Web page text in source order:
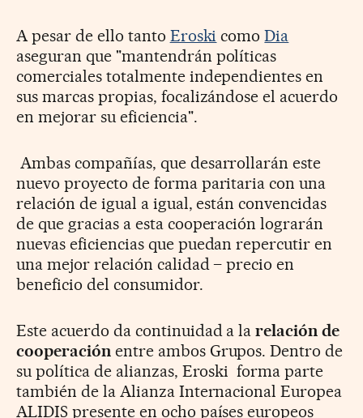
A pesar de ello tanto Eroski comoDia
aseguran que "mantendrán políticas
comerciales totalmente independientes en
sus marcas propias, focalizándose el acuerdo
en mejorar su eficiencia".
Ambas compañías, que desarrollarán este
nuevo proyecto de forma paritaria con una
relación de igual a igual, están convencidas
de que gracias a esta cooperación lograrán
nuevas eficiencias que puedan repercutir en
una mejor relación calidad – precio en
beneficio del consumidor.
Este acuerdo da continuidad a la relación de
cooperaciónentre ambos Grupos. Dentro de
su política de alianzas, Eroski forma parte
también de la Alianza Internacional Europea
ALIDIS presente en ocho países europeos